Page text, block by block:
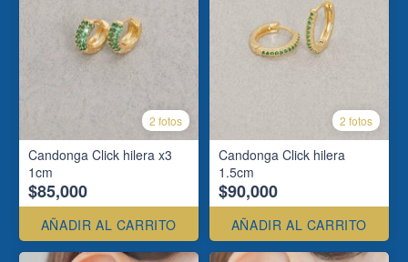
2 fotos
Candonga Click hilera x3
1cm
$85,000
AÑADIR AL CARRITO
2 fotos
Candonga Click hilera
1.5cm
$90,000
AÑADIR AL CARRITO